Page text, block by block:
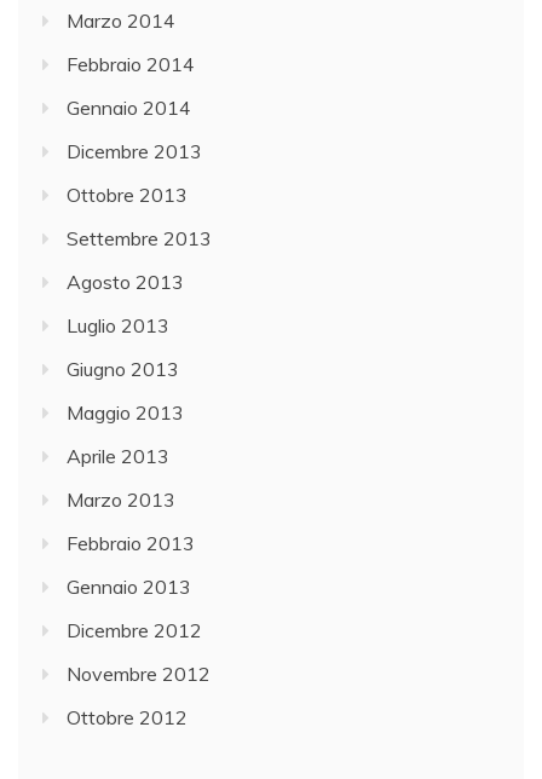
Marzo 2014
Febbraio 2014
Gennaio 2014
Dicembre 2013
Ottobre 2013
Settembre 2013
Agosto 2013
Luglio 2013
Giugno 2013
Maggio 2013
Aprile 2013
Marzo 2013
Febbraio 2013
Gennaio 2013
Dicembre 2012
Novembre 2012
Ottobre 2012